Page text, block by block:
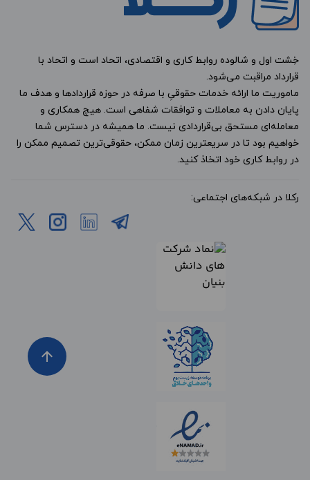
خِشت اول و شالوده روابط کاری و اقتصادی، اتحاد است و اتحاد با
قرارداد مراقبت می‌شود.
ماموریت ما ارائه خدمات حقوقیِ با صرفه در حوزه قراردادها و هدف ما
پایان دادن به معاملات و توافقات شفاهی است. هیچ همکاری و
معامله‌ای مستحق بی‌قراردادی نیست. ما همیشه در دسترس شما
خواهیم بود تا در سریعترین زمان ممکن، حقوقی‌ترین تصمیم ممکن را
در روابط کاری خود اتخاذ کنید.
رکلا در شبکه‌های اجتماعی:
arrow_upward